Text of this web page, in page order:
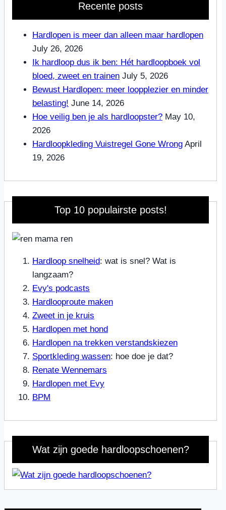
Recente posts
Hardlopen is meer dan alleen maar hardlopen
July 26, 2026
Ik hardloop dus ik ben: Hét hardloopboek vol
bloed, zweet en trainen July 5, 2026
Bewust Hardlopen: meer loopplezier en minder
belasting! June 14, 2026
Hoe veilig ben je als hardloopster? May 10,
2026
Hardloopkleding Vuistregel Gone Wrong April
19, 2026
Top 10 populairste posts!
Hardloop snelheid: wat is snel? Wat is
langzaam?
Evy's podcasts
Hardlooproute maken
Zweet in je kruis
Hardlopen met hond
Hardlopen na trekken verstandskiezen
Sportkleding wassen: hoe doe je dat?
Renate Wennemars
Hardlopen met Evy
BPM
Wat zijn goede hardloopschoenen?